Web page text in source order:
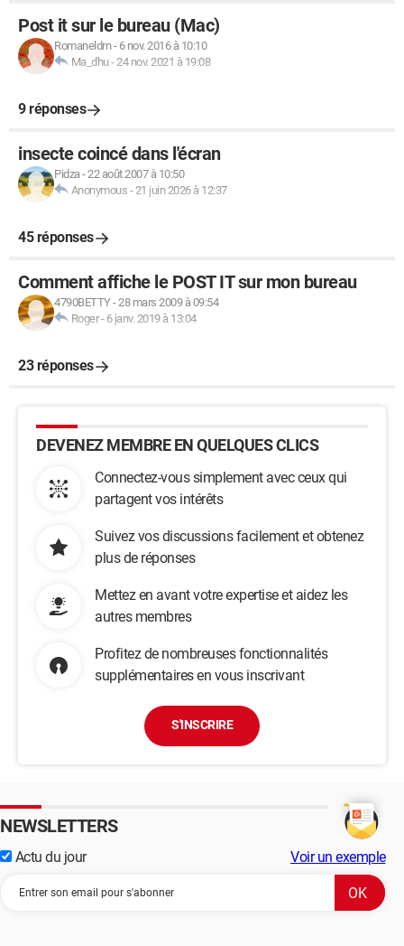
Post it sur le bureau (Mac)
Romaneldrn- 6 nov. 2016 à 10:10
Ma_dhu-24 nov. 2021 à 19:08
9 réponses
insecte coincé dans l'écran
Pidza-22 août 2007 à 10:50
Anonymous -21 juin 2026 à 12:37
45 réponses
Comment affiche le POST IT sur mon bureau
4790BETTY-28 mars 2009 à 09:54
Roger- 6 janv. 2019 à 13:04
23 réponses
DEVENEZ MEMBRE EN QUELQUES CLICS
Connectez-vous simplement avec ceux qui
partagent vos intérêts
Suivez vos discussions facilement et obtenez
plus de réponses
Mettez en avant votre expertise et aidez les
autres membres
Profitez de nombreuses fonctionnalités
supplémentaires en vous inscrivant
S'INSCRIRE
NEWSLETTERS
Actu du jour Voir un exemple